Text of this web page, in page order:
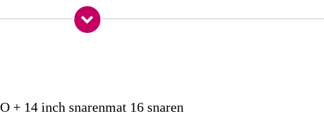
+ 14 inch snarenmat 16 snaren